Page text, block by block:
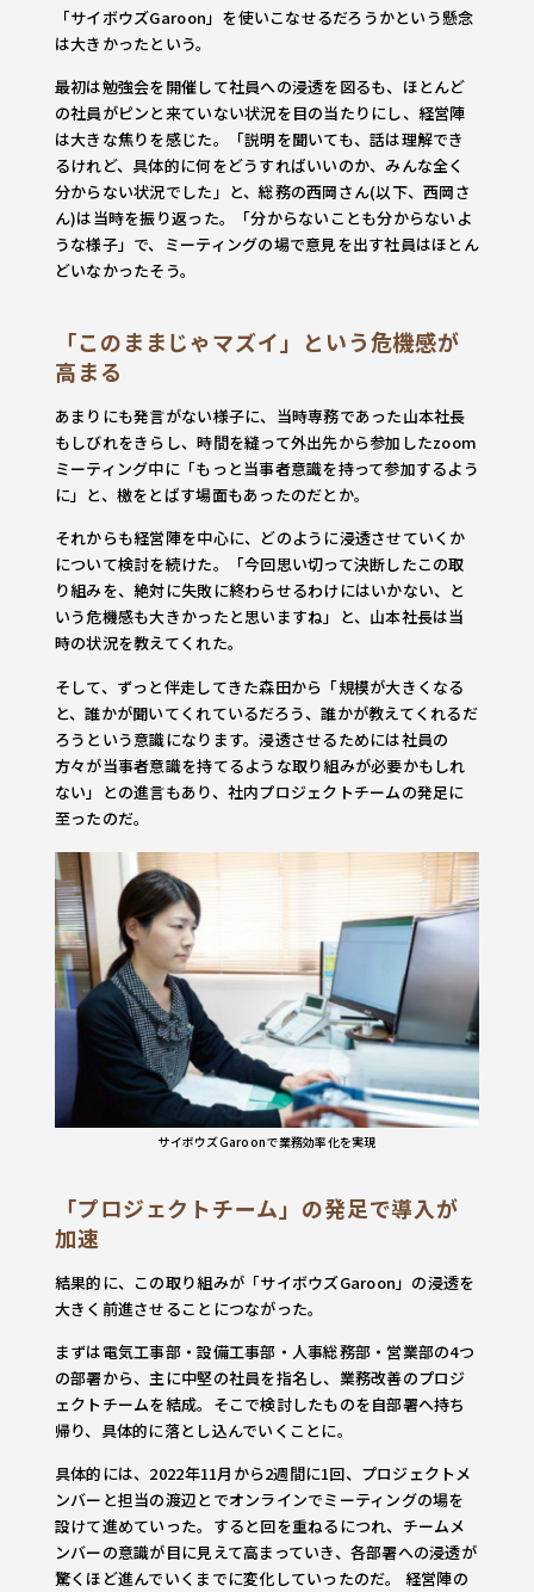
「サイボウズGaroon」を使いこなせるだろうかという懸念
は大きかったという。
最初は勉強会を開催して社員への浸透を図るも、ほとんど
の社員がピンと来ていない状況を目の当たりにし、経営陣
は大きな焦りを感じた。「説明を聞いても、話は理解でき
るけれど、具体的に何をどうすればいいのか、みんな全く
分からない状況でした」と、総務の西岡さん(以下、西岡さ
ん)は当時を振り返った。「分からないことも分からないよ
うな様子」で、ミーティングの場で意見を出す社員はほとん
どいなかったそう。
「このままじゃマズイ」という危機感が
高まる
あまりにも発言がない様子に、当時専務であった山本社長
もしびれをきらし、時間を縫って外出先から参加したzoom
ミーティング中に「もっと当事者意識を持って参加するよう
に」と、檄をとばす場面もあったのだとか。
それからも経営陣を中心に、どのように浸透させていくか
について検討を続けた。「今回思い切って決断したこの取
り組みを、絶対に失敗に終わらせるわけにはいかない、と
いう危機感も大きかったと思いますね」と、山本社長は当
時の状況を教えてくれた。
そして、ずっと伴走してきた森田から「規模が大きくなる
と、誰かが聞いてくれているだろう、誰かが教えてくれるだ
ろうという意識になります。浸透させるためには社員の
方々が当事者意識を持てるような取り組みが必要かもしれ
ない」との進言もあり、社内プロジェクトチームの発足に
至ったのだ。
サイボウズGaroonで業務効率化を実現
「プロジェクトチーム」の発足で導入が
加速
結果的に、この取り組みが「サイボウズGaroon」の浸透を
大きく前進させることにつながった。
まずは電気工事部・設備工事部・人事総務部・営業部の4つ
の部署から、主に中堅の社員を指名し、業務改善のプロジ
ェクトチームを結成。そこで検討したものを自部署へ持ち
帰り、具体的に落とし込んでいくことに。
具体的には、2022年11月から2週間に1回、プロジェクトメ
ンバーと担当の渡辺とでオンラインでミーティングの場を
設けて進めていった。すると回を重ねるにつれ、チームメ
ンバーの意識が目に見えて高まっていき、各部署への浸透が
驚くほど進んでいくまでに変化していったのだ。 経営陣の